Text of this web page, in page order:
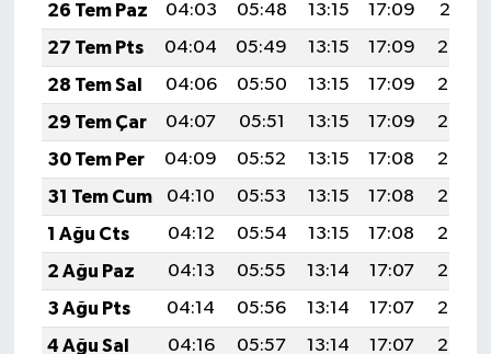
26 Tem Paz
04:03 05:48 13:15 17:09
20:31
27 Tem Pts
04:04 05:49 13:15 17:09
20:30
28 Tem Sal
04:06 05:50 13:15 17:09
20:29
29 Tem Çar
04:07 05:51 13:15 17:09
20:28
30 Tem Per
04:09 05:52 13:15 17:08
20:27
31 Tem Cum
04:10 05:53 13:15 17:08
20:26
1 Ağu Cts
04:12 05:54 13:15 17:08
20:25
2 Ağu Paz
04:13 05:55 13:14 17:07
20:24
3 Ağu Pts
04:14 05:56 13:14 17:07
20:23
4 Ağu Sal
04:16 05:57 13:14 17:07
20:22